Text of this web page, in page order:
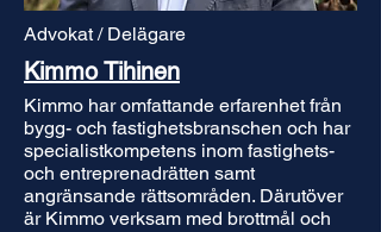
Advokat / Delägare
Kimmo Tihinen
Kimmo har omfattande erfarenhet från
bygg- och fastighetsbranschen och har
specialistkompetens inom fastighets-
och entreprenadrätten samt
angränsande rättsområden. Därutöver
är Kimmo verksam med brottmål och